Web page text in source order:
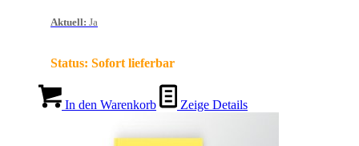
Aktuell: Ja
Status: Sofort lieferbar
In den Warenkorb Zeige Details